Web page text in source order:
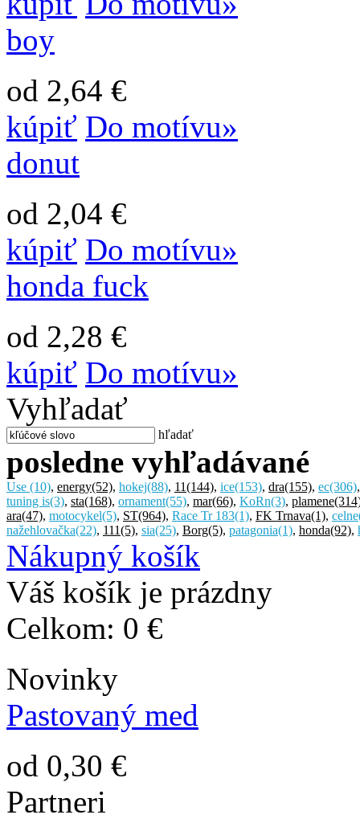
boy
od 2,64 €
kúpiť Do motívu»
donut
od 2,04 €
kúpiť Do motívu»
honda fuck
od 2,28 €
kúpiť Do motívu»
Vyhľadať
hľadať
posledne vyhľadávané
Use (10), energy(52), hokej(88), 11(144), ice(153), dra(155), ec(306)
tuning is(3), sta(168), ornament(55), mar(66), KoRn(3), plamene
ara(47), motocykel(5), ST(964), Race Tr 183(1), FK Trnava(1), celne
nažehlovačka(22), 111(5), sia(25), Borg(5), patagonia(1), honda(92),
Nákupný košík
Váš košík je prázdny
Celkom: 0 €
Novinky
Pastovaný med
od 0,30 €
Partneri